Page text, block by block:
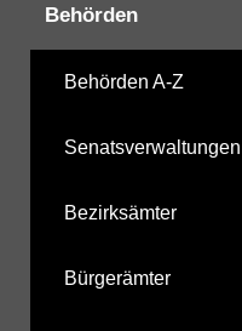
Behörden
Behörden A-Z
Senatsverwaltungen
Bezirksämter
Bürgerämter